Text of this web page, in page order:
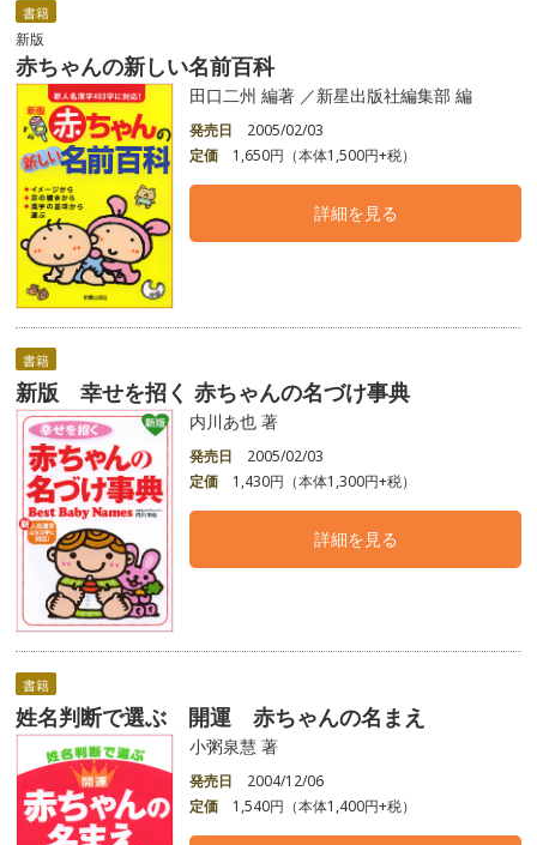
書籍
新版
赤ちゃんの新しい名前百科
田口二州 編著 ／新星出版社編集部 編
発売日
2005/02/03
定価
1,650円（本体1,500円+税）
詳細を見る
書籍
新版 幸せを招く 赤ちゃんの名づけ事典
内川あ也 著
発売日
2005/02/03
定価
1,430円（本体1,300円+税）
詳細を見る
書籍
姓名判断で選ぶ 開運 赤ちゃんの名まえ
小粥泉慧 著
発売日
2004/12/06
定価
1,540円（本体1,400円+税）